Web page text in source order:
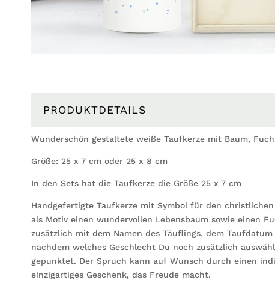
PRODUKTDETAILS
Wunderschön gestaltete weiße Taufkerze mit Baum,
Größe: 25 x 7 cm oder 25 x 8 cm
In den Sets hat die Taufkerze die Größe 25 x 7 cm
Handgefertigte Taufkerze mit Symbol für den
als Motiv einen wundervollen Lebensbaum sowie einen
zusätzlich mit dem Namen des Täuflings, dem
nachdem welches Geschlecht Du noch zusätzlich
gepunktet. Der Spruch kann auf Wunsch durch einen
einzigartiges Geschenk, das Freude macht.